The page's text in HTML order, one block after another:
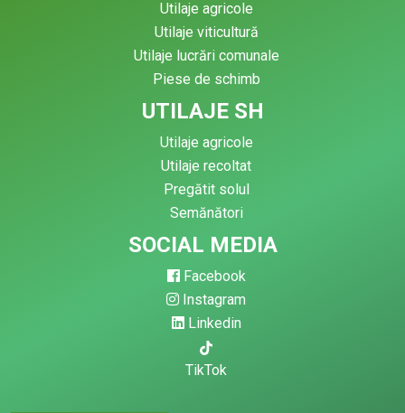
Utilaje agricole
Utilaje viticultură
Utilaje lucrări comunale
Piese de schimb
UTILAJE SH
Utilaje agricole
Utilaje recoltat
Pregătit solul
Semănători
SOCIAL MEDIA
Facebook
Instagram
Linkedin
TikTok